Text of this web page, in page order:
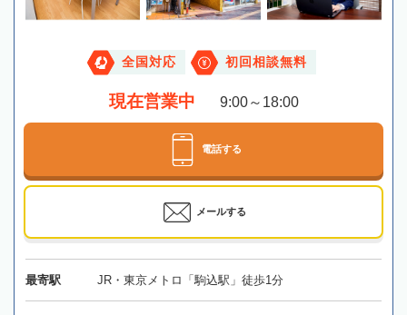
全国対応 初回相談無料
現在営業中 9:00～18:00
電話する
メールする
最寄駅 JR・東京メトロ「駒込駅」徒歩1分